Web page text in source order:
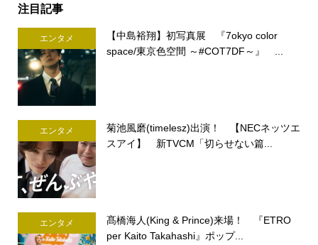
注目記事
エンタメ
【中島裕翔】初写真展 『7okyo color
space/東京色空間 ～#COT7DF～』 ...
エンタメ
菊池風磨(timelesz)出演！ 【NECネッツエ
スアイ】 新TVCM「切らせない篇...
エンタメ
髙橋海人(King & Prince)来場！ 『ETRO
per Kaito Takahashi』ポップ...